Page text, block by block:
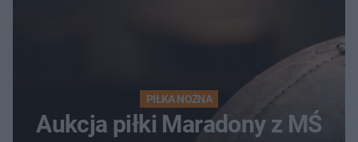
PIŁKA NOŻNA
Aukcja piłki Maradony z MŚ